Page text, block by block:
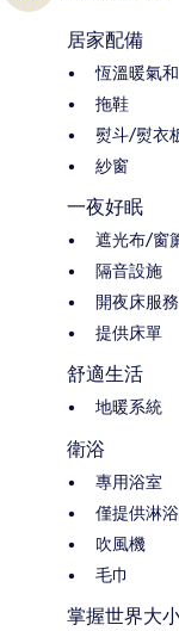
居家配備
恆溫暖氣
拖鞋
熨斗/熨衣
紗窗
一夜好眠
遮光布/窗
隔音設施
開夜床服務
提供床單
舒適生活
地暖系統
衛浴
專用浴室
僅提供淋
吹風機
毛巾
掌握世界大